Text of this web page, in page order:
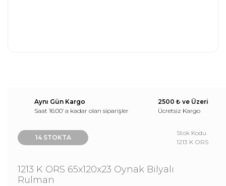
Aynı Gün Kargo
Saat 16:00’ a kadar olan siparişler
2500 ₺ ve Üzeri
Ücretsiz Kargo
14 STOKTA
Stok Kodu
1213 K ORS
1213 K ORS 65x120x23 Oynak Bilyalı
Rulman